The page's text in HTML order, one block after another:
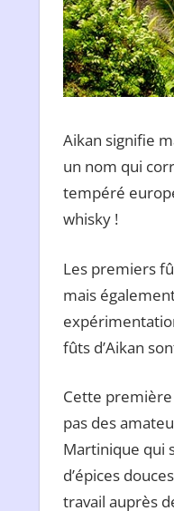
Aikan signifie
un nom qui
tempéré
whisky !
Les premiers
mais
fûts d’Aikan
Cette
pas des
Martinique qui
d’épices
travail auprès